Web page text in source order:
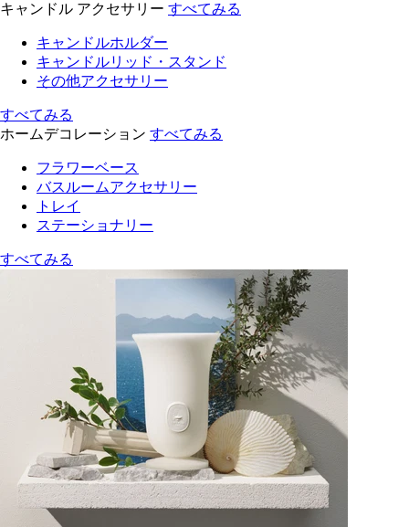
キャンドル アクセサリー すべてみる
キャンドルホルダー
キャンドルリッド・スタンド
その他アクセサリー
すべてみる
ホームデコレーション すべてみる
フラワーベース
バスルームアクセサリー
トレイ
ステーショナリー
すべてみる